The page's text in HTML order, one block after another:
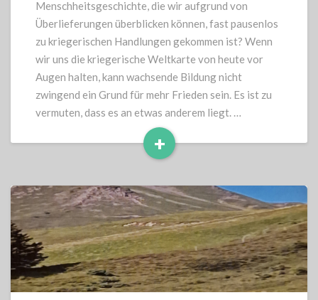
Menschheitsgeschichte, die wir aufgrund von
Überlieferungen überblicken können, fast pausenlos
zu kriegerischen Handlungen gekommen ist? Wenn
wir uns die kriegerische Weltkarte von heute vor
Augen halten, kann wachsende Bildung nicht
zwingend ein Grund für mehr Frieden sein. Es ist zu
vermuten, dass es an etwas anderem liegt. …
+
Read